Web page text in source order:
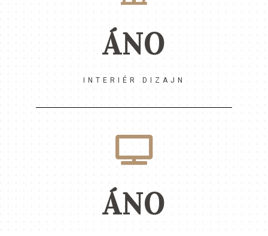
ÁNO
INTERIÉR DIZAJN
ÁNO